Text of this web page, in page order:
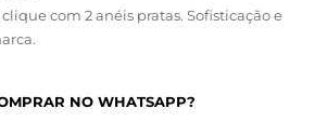
com 2 anéis pratas. Sofisticação e
NO WHATSAPP?